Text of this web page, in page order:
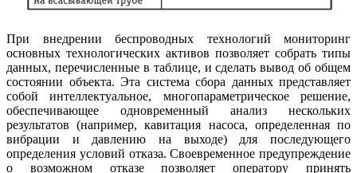
При внедрении беспроводных технологий мониторинг
основных технологических активов позволяет собрать типы
данных, перечисленные в таблице, и сделать вывод об общем
состоянии объекта. Эта система сбора данных представляет
собой интеллектуальное, многопараметрическое решение,
обеспечивающее одновременный анализ нескольких
результатов (например, кавитация насоса, определенная по
вибрации и давлению на выходе) для последующего
определения условий отказа. Своевременное предупреждение
о возможном отказе позволяет оператору принять